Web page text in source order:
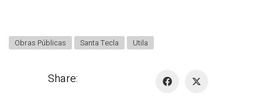
Obras Públicas Santa Tecla Utila
Share: